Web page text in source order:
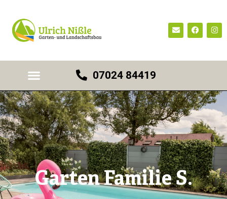
07024 84419
Garten Familie S.